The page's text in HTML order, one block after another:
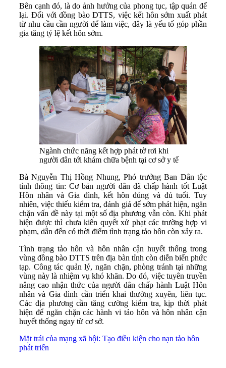
Bên cạnh đó, là do ảnh hưởng của phong tục, tập quán để
lại. Đối với đồng bào DTTS, việc kết hôn sớm xuất phát
từ nhu cầu cần người để làm việc, đây là yếu tố góp phần
gia tăng tỷ lệ kết hôn sớm.
Ngành chức năng kết hợp phát tờ rơi khi
người dân tới khám chữa bệnh tại cơ sở y tế
Bà Nguyễn Thị Hồng Nhung, Phó trưởng Ban Dân tộc
tỉnh thông tin: Cơ bản người dân đã chấp hành tốt Luật
Hôn nhân và Gia đình, kết hôn đúng và đủ tuổi. Tuy
nhiên, việc thiếu kiểm tra, đánh giá để sớm phát hiện, ngăn
chặn vấn đề này tại một số địa phương vẫn còn. Khi phát
hiện được thì chưa kiên quyết xử phạt các trường hợp vi
phạm, dẫn đến có thời điểm tình trạng tảo hôn còn xảy ra.
Tình trạng tảo hôn và hôn nhân cận huyết thống trong
vùng đồng bào DTTS trên địa bàn tỉnh còn diễn biến phức
tạp. Công tác quản lý, ngăn chặn, phòng tránh tại những
vùng này là nhiệm vụ khó khăn. Do đó, việc tuyên truyền
nâng cao nhận thức của người dân chấp hành Luật Hôn
nhân và Gia đình cần triển khai thường xuyên, liên tục.
Các địa phương cần tăng cường kiểm tra, kịp thời phát
hiện để ngăn chặn các hành vi tảo hôn và hôn nhân cận
huyết thống ngay từ cơ sở.
Mặt trái của mạng xã hội: Tạo điều kiện cho nạn tảo hôn
phát triển